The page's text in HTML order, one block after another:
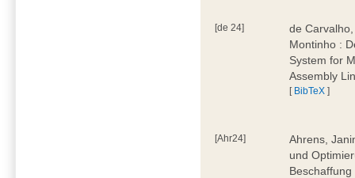
[de 24]
de
Montinho :
System for
Assembly
[ BibTeX ]
[Ahr24]
Ahrens,
und